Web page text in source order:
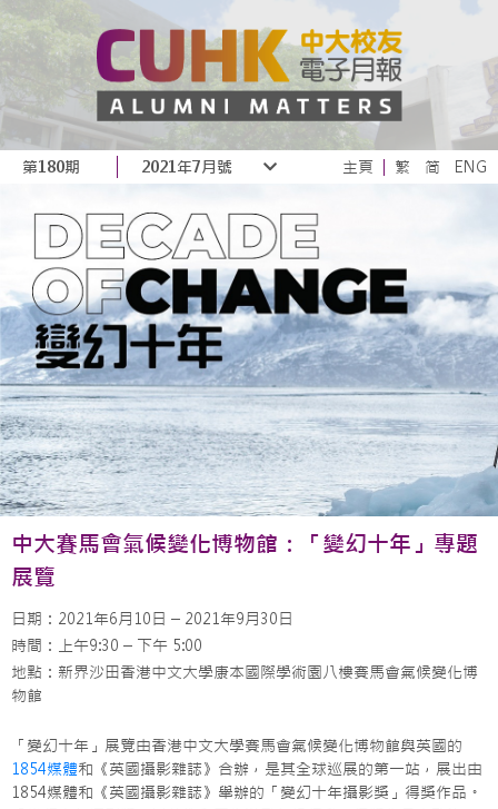
第180期 2021年7月號 主頁 繁 简 ENG
中大賽馬會氣候變化博物館：「變幻十年」專題
展覽
日期：2021年6月10日 – 2021年9月30日
時間：上午9:30 – 下午 5:00
地點：新界沙田香港中文大學康本國際學術園八樓賽馬會氣候變化博
物館
「變幻十年」展覽由香港中文大學賽馬會氣候變化博物館與英國的
1854媒體和《英國攝影雜誌》合辦，是其全球巡展的第一站，展出由
1854媒體和《英國攝影雜誌》舉辦的「變幻十年攝影獎」得獎作品。